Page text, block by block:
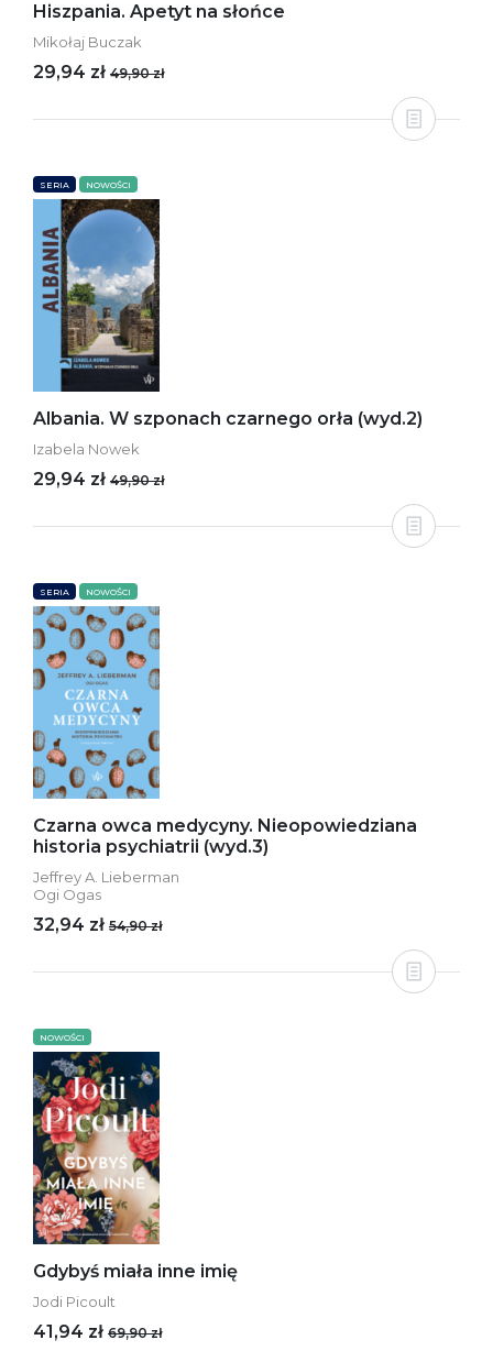
Hiszpania. Apetyt na słońce
Mikołaj Buczak
29,94 zł 49,90 zł
SERIA NOWOŚCI
Albania. W szponach czarnego orła (wyd.2)
Izabela Nowek
29,94 zł 49,90 zł
SERIA NOWOŚCI
Czarna owca medycyny. Nieopowiedziana
historia psychiatrii (wyd.3)
Jeffrey A. Lieberman
Ogi Ogas
32,94 zł 54,90 zł
NOWOŚCI
Gdybyś miała inne imię
Jodi Picoult
41,94 zł 69,90 zł